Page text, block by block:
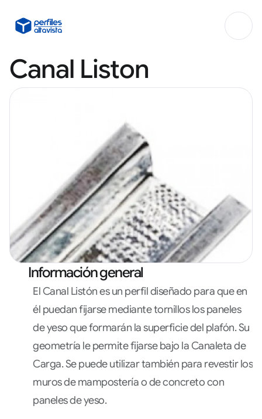
Canal Liston
Información general
El Canal Listón es un perfil diseñado para que en
él puedan fijarse mediante tornillos los paneles
de yeso que formarán la superficie del plafón. Su
geometría le permite fijarse bajo la Canaleta de
Carga. Se puede utilizar también para revestir los
muros de mampostería o de concreto con
paneles de yeso.